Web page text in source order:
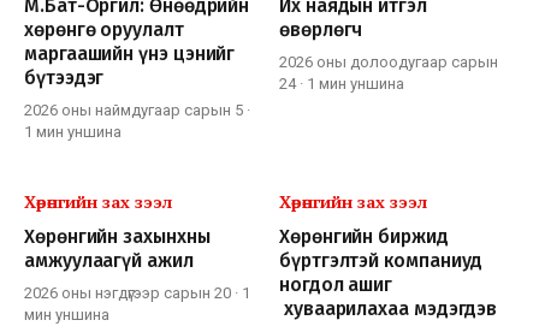
М.Бат-Оргил: Өнөөдрийн
хөрөнгө оруулалт
маргаашийн үнэ цэнийг
бүтээдэг
2026 оны наймдугаар сарын 5 ·
1 мин уншина
Их наядын итгэл
өвөрлөгч
2026 оны долоодугаар сарын
24· 1 мин уншина
Хөрөнгийн зах зээл
Хөрөнгийн захынхны
амжуулаагүй ажил
2026 оны нэгдүгээр сарын 20 · 1
мин уншина
Хөрөнгийн зах зээл
Хөрөнгийн биржид
бүртгэлтэй компаниуд
ногдол ашиг
хуваарилахаа мэдэгдэв